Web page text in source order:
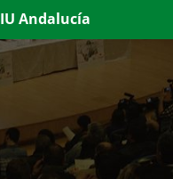
IU Andalucía